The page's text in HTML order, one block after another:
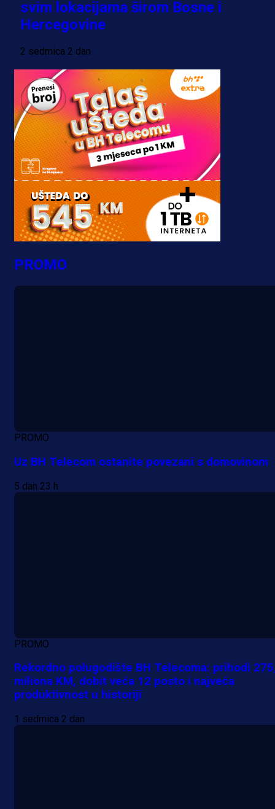
svim lokacijama širom Bosne i
Hercegovine
2 sedmica 2 dan
PROMO
PROMO
Uz BH Telecom ostanite povezani s domovinom
5 dan 23 h
PROMO
Rekordno polugodište BH Telecoma: prihodi
miliona KM, dobit veća 12 posto i najveća
produktivnost u historiji
1 sedmica 2 dan